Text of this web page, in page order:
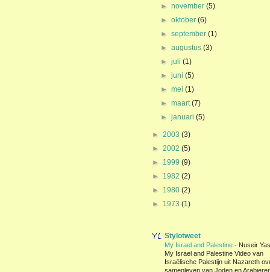
►november(5)
►oktober(6)
►september(1)
►augustus(3)
►juli(1)
►juni(5)
►mei(1)
►maart(7)
►januari(5)
► 2003 (3)
► 2002 (5)
► 1999 (9)
► 1982 (2)
► 1980 (2)
► 1973 (1)
Stylotweet
My Israel and Palestine - Nuseir
My Israel and Palestine Video van
Israëlische Palestijn uit Nazareth
samenleven van Joden en